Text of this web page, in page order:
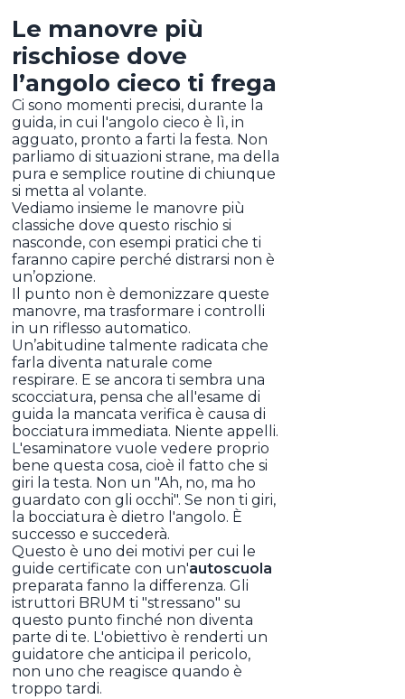
Le manovre più
rischiose dove
l’angolo cieco ti frega
Ci sono momenti precisi, durante la
guida, in cui l'angolo cieco è lì, in
agguato, pronto a farti la festa. Non
parliamo di situazioni strane, ma della
pura e semplice routine di chiunque
si metta al volante.
Vediamo insieme le manovre più
classiche dove questo rischio si
nasconde, con esempi pratici che ti
faranno capire perché distrarsi non è
un’opzione.
Il punto non è demonizzare queste
manovre, ma trasformare i controlli
in un riflesso automatico.
Un’abitudine talmente radicata che
farla diventa naturale come
respirare. E se ancora ti sembra una
scocciatura, pensa che all'esame di
guida la mancata verifica è causa di
bocciatura immediata. Niente appelli.
L'esaminatore vuole vedere proprio
bene questa cosa, cioè il fatto che si
giri la testa. Non un "Ah, no, ma ho
guardato con gli occhi". Se non ti giri,
la bocciatura è dietro l'angolo. È
successo e succederà.
Questo è uno dei motivi per cui le
guide certificate con un'autoscuola
preparata fanno la differenza. Gli
istruttori BRUM ti "stressano" su
questo punto finché non diventa
parte di te. L'obiettivo è renderti un
guidatore che anticipa il pericolo,
non uno che reagisce quando è
troppo tardi.